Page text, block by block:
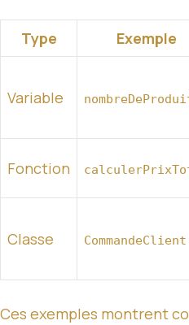
Type Exemple
Variable
Fonction
Classe CommandeClient
Ces exemples montrent